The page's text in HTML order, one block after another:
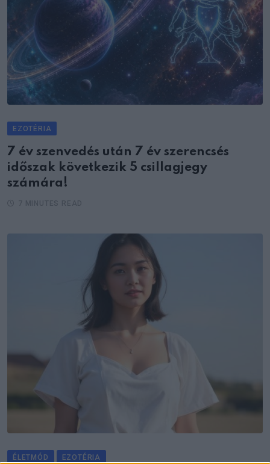
EZOTÉRIA
7 év szenvedés után 7 év szerencsés
időszak következik 5 csillagjegy
számára!
ÉLETMÓD EZOTÉRIA